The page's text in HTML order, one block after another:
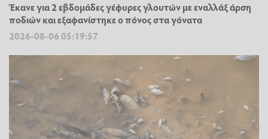
Έκανε για 2 εβδομάδες γέφυρες γλουτών με εναλλάξ άρση
ποδιών και εξαφανίστηκε ο πόνος στα γόνατα
2026-08-06 05:19:57